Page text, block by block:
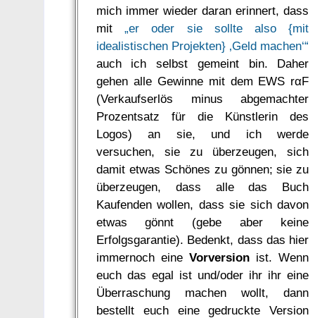
mich immer wieder daran erinnert, dass
mit„er oder sie sollte also {mit
idealistischen Projekten} ‚Geld machen‘“
auch ich selbst gemeint bin. Daher
gehen alle Gewinne mit dem EWS rαF
(Verkaufserlös minus abgemachter
Prozentsatz für die Künstlerin des
Logos) an sie, und ich werde
versuchen, sie zu überzeugen, sich
damit etwas Schönes zu gönnen; sie zu
überzeugen, dass alle das Buch
Kaufenden wollen, dass sie sich davon
etwas gönnt (gebe aber keine
Erfolgsgarantie). Bedenkt, dass das hier
immernoch eineVorversion ist. Wenn
euch das egal ist und/oder ihr ihr eine
Überraschung machen wollt, dann
bestellt euch eine gedruckte Version